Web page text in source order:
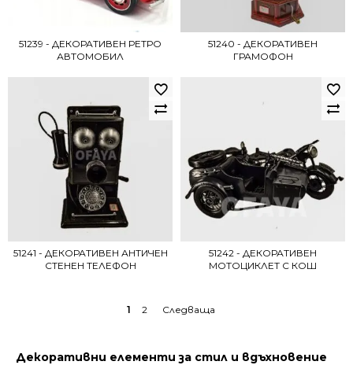
51239 - ДЕКОРАТИВЕН РЕТРО
АВТОМОБИЛ
51240 - ДЕКОРАТИВЕН
ГРАМОФОН
51241 - ДЕКОРАТИВЕН АНТИЧЕН
СТЕНЕН ТЕЛЕФОН
51242 - ДЕКОРАТИВЕН
МОТОЦИКЛЕТ С КОШ
1 2
Декоративни елементи за стил и вдъхновение